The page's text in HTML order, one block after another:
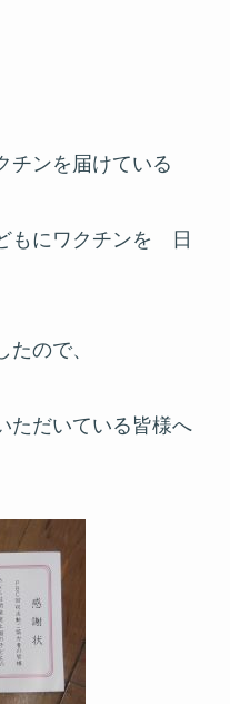
チンを届けている
もにワクチンを 日
ので、
ただいている皆様へ